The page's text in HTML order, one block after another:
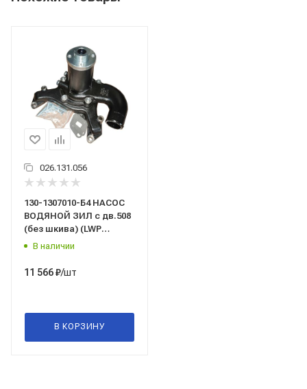
026.131.056
130-1307010-Б4 НАСОС
ВОДЯНОЙ ЗИЛ с дв.508
(без шкива) (LWP
0630)"LUZAR"
В наличии
11 566₽/шт
В КОРЗИНУ